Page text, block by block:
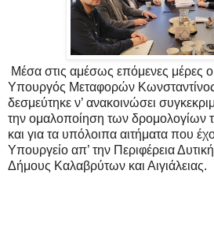
Μέσα στις αμέσως επόμενες μέρες
Υπουργός Μεταφορών
δεσμεύτηκε ν’ ανακοινώσει
την ομαλοποίηση των δρομολογίων
και για τα υπόλοιπα αιτήματα που
Υπουργείο απ’ την Περιφέρεια
Δήμους Καλαβρύτων και Αιγιάλειας.